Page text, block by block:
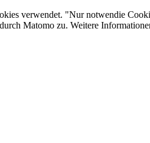
verwendet. "Nur notwendie
Matomo zu. Weitere